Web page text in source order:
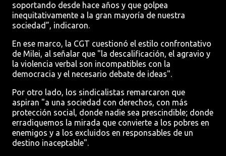
soportando desde hace años y que golpea
inequitativamente a la gran mayoría de nuestra
sociedad”, indicaron.
En ese marco, la CGT cuestionó el estilo confrontativo
de Milei, al señalar que "la descalificación, el agravio y
la violencia verbal son incompatibles con la
democracia y el necesario debate de ideas".
Por otro lado, los sindicalistas remarcaron que
aspiran "a una sociedad con derechos, con más
protección social, donde nadie sea prescindible; donde
erradiquemos la mirada que convierte a los pobres en
enemigos y a los excluidos en responsables de un
destino inaceptable".